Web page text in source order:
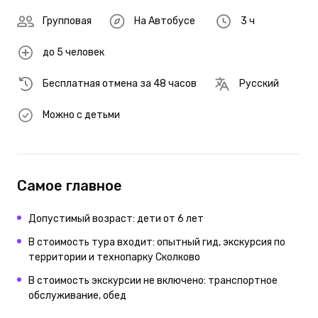
Групповая На Автобусе 3 ч
до 5 человек
Бесплатная отмена за 48 часов Русский
Можно с детьми
Самое главное
Допустимый возраст: дети от 6 лет
В стоимость тура входит: опытный гид, экскурсия по
территории и технопарку Сколково
В стоимость экскурсии не включено: транспортное
обслуживание, обед